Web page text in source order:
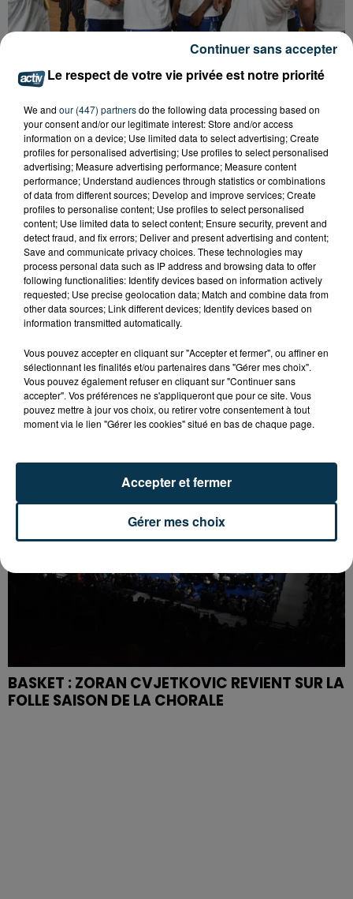
BASKET : LA CHORALE INTRAITABLE JUSQU'AU
BOUT
BASKET : LA CHORALE MAITRE DU DERBY DE LA
LOIRE
BASKET : ZORAN CVJETKOVIC REVIENT SUR LA
FOLLE SAISON DE LA CHORALE
Le respect de votre vie privée est notre priorité
We and our (447) partnersdo the following data processing based on
your consent and/or our legitimate interest: Store and/or access
information on a device; Use limited data to select advertising; Create
profiles for personalised advertising; Use profiles to select personalised
advertising; Measure advertising performance; Measure content
performance; Understand audiences through statistics or combinations
of data from different sources; Develop and improve services; Create
profiles to personalise content; Use profiles to select personalised
content; Use limited data to select content; Ensure security, prevent and
detect fraud, and fix errors; Deliver and present advertising and content;
Save and communicate privacy choices. These technologies may
process personal data such as IP address and browsing data to offer
following functionalities: Identify devices based on information actively
requested; Use precise geolocation data; Match and combine data from
other data sources; Link different devices; Identify devices based on
information transmitted automatically.
Vous pouvez accepter en cliquant sur "Accepter et fermer", ou affiner en
sélectionnant les finalités et/ou partenaires dans "Gérer mes choix".
Vous pouvez également refuser en cliquant sur "Continuer sans
accepter". Vos préférences ne s'appliqueront que pour ce site. Vous
pouvez mettre à jour vos choix, ou retirer votre consentement à tout
moment via le lien "Gérer les cookies" situé en bas de chaque page.
Gérer mes choix
Accepter et fermer
Continuer sans accepter